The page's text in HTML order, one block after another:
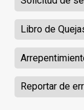
Libro de
Reportar de